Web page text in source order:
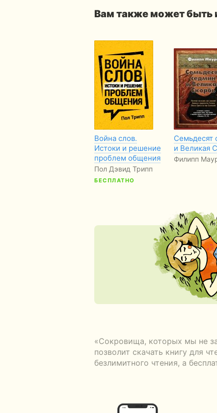
Вам также может быть
Война слов.
Истоки и решение
проблем общения
Пол Дэвид Трипп
БЕСПЛАТНО
Семьдесят
и Великая
Филипп
«Сокровища, которых мы не
позволит скачать книгу для
безлимитного чтения, а